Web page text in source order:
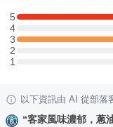
5
5 星：1 則評論
4
4 星：0 則評論
3
3 星：1 則評論
2
2 星：0 則評論
11 星：0 則評論
以下資訊由 AI 從部落
“客家風味濃郁，蔥